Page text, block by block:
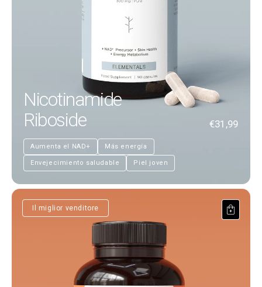
Nicotinamide
Riboside
€31,99
Aumenta el NAD+ Más energía
Envejecimiento saludable Piel joven
Ashwagandha KSM-66®
Il miglior venditore